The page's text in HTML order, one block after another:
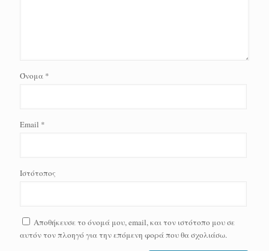
Όνομα *
Email *
Ιστότοπος
Αποθήκευσε το όνομά μου, email, και τον ιστότοπο μου σε
αυτόν τον πλοηγό για την επόμενη φορά που θα σχολιάσω.